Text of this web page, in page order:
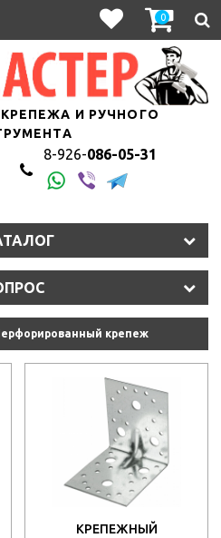
0
И РУЧНОГО
8-926-086-05-31
крепеж
КРЕПЕЖНЫЙ